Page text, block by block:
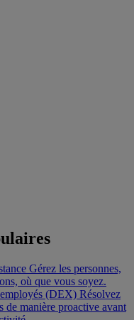
Gérez les personnes,
où que vous soyez.
(DEX) Résolvez
de manière proactive avant